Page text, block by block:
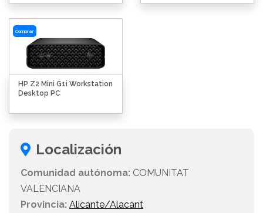
Comprar
HP Z2 Mini G1i Workstation
Desktop PC
Localización
Comunidad autónoma: COMUNITAT
VALENCIANA
Provincia: Alicante/Alacant